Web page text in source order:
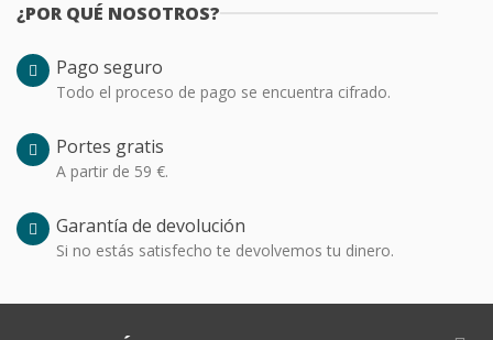
¿POR QUÉ NOSOTROS?
Pago seguro
Todo el proceso de pago se encuentra cifrado.
Portes gratis
A partir de 59 €.
Garantía de devolución
Si no estás satisfecho te devolvemos tu dinero.